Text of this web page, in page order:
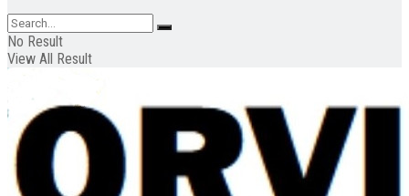
No Result
View All Result